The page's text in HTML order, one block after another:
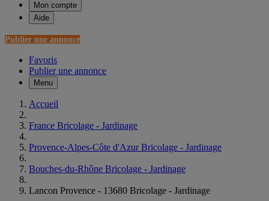
Mon compte
Aide
Publier une annonce
Favoris
Publier une annonce
Menu
Accueil
France Bricolage - Jardinage
Provence-Alpes-Côte d'Azur Bricolage - Jardinage
Bouches-du-Rhône Bricolage - Jardinage
Lancon Provence - 13680 Bricolage - Jardinage